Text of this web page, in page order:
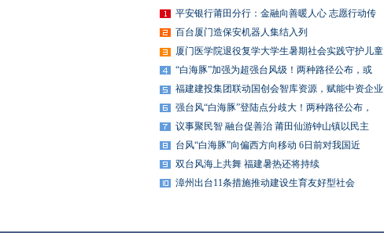
平安银行莆田分行：金融向善暖人心 志愿行动传
百台厦门造保安机器人集结入列
厦门医学院退役复学大学生暑期社会实践守护儿童
“白海豚”加强为超强台风级！两种路径公布，或
福建建投集团联动国创会智库资源，赋能中资企业
强台风“白海豚”登陆点分歧大！两种路径公布，
议事聚民智 融台促善治 莆田仙游钟山镇以民主
台风“白海豚”向偏西方向移动 6日前对我国近
双台风海上共舞 福建暑热还将持续
漳州出台11条措施推动建设生育友好型社会